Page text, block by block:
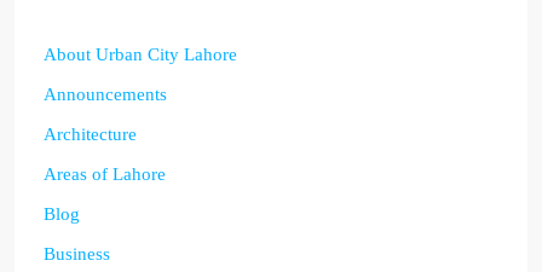
About Urban City Lahore
Announcements
Architecture
Areas of Lahore
Blog
Business